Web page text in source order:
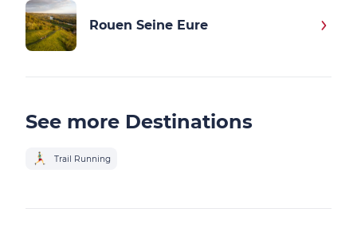
Rouen Seine Eure
See more Destinations
Trail Running